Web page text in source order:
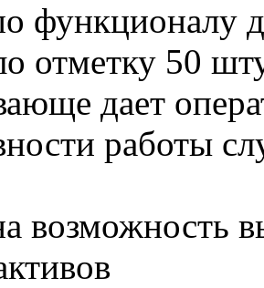
функционалу
отметку 50
дает
работы
возможность